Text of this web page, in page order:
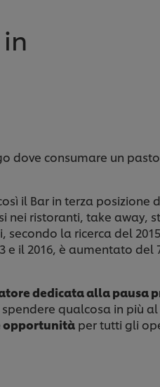
dove consumare un
il Bar in terza posizione
nei ristoranti, take away,
secondo la ricerca del
e il 2016, è aumentato del
dedicata alla pausa
qualcosa in più
opportunità per tutti gli